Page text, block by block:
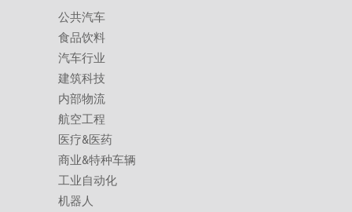
公共汽车
食品饮料
汽车行业
建筑科技
内部物流
航空工程
医疗&医药
商业&特种车辆
工业自动化
机器人